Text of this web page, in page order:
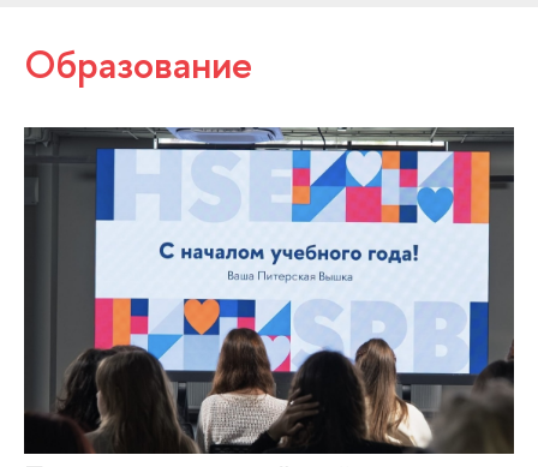
Образование